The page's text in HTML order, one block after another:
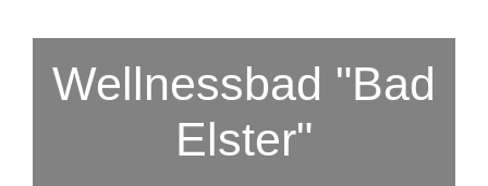
Wellnessbad "Bad
Elster"